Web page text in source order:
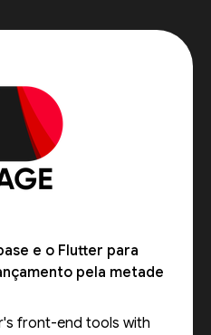
e o Flutter para
pela metade
front-end tools with